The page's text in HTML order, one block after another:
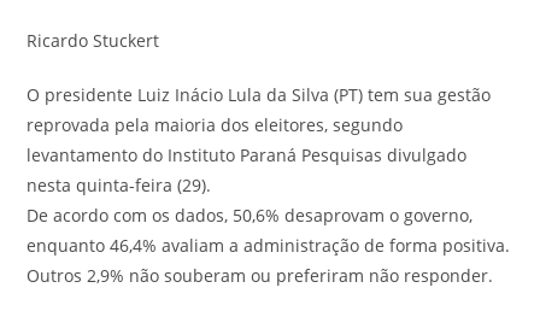
Ricardo Stuckert
O presidente Luiz Inácio Lula da Silva (PT) tem sua gestão
reprovada pela maioria dos eleitores, segundo
levantamento do Instituto Paraná Pesquisas divulgado
nesta quinta-feira (29).
De acordo com os dados, 50,6% desaprovam o governo,
enquanto 46,4% avaliam a administração de forma positiva.
Outros 2,9% não souberam ou preferiram não responder.